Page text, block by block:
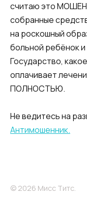
считаю это
собранные
на роскошный
больной ребёнок
Государство,
оплачивает
ПОЛНОСТЬЮ.
Не ведитесь на
Антимошенник.
© 2026 Мисс Титс.